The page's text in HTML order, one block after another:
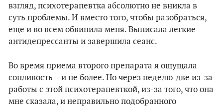
взгляд, психотерапевтка абсолютно не вникла в
суть проблемы. И вместо того, чтобы разобраться,
еще и во всем обвинила меня. Выписала легкие
антидепрессанты и завершила сеанс.
Во время приема второго препарата я ощущала
сонливость – и не более. Но через неделю-две из-за
работы с этой психотерапевткой, из-за того, что она
мне сказала, и неправильно подобранного